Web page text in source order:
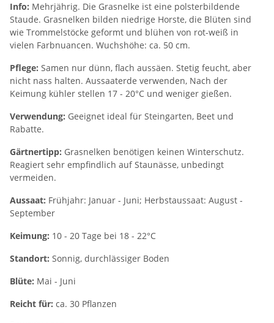
Info: Mehrjährig. Die Grasnelke ist eine polsterbildende
Staude. Grasnelken bilden niedrige Horste, die Blüten sind
wie Trommelstöcke geformt und blühen von rot-weiß in
vielen Farbnuancen. Wuchshöhe: ca. 50 cm.
Pflege: Samen nur dünn, flach aussäen. Stetig feucht, aber
nicht nass halten. Aussaaterde verwenden, Nach der
Keimung kühler stellen 17 - 20°C und weniger gießen.
Verwendung: Geeignet ideal für Steingarten, Beet und
Rabatte.
Gärtnertipp: Grasnelken benötigen keinen Winterschutz.
Reagiert sehr empfindlich auf Staunässe, unbedingt
vermeiden.
Aussaat: Frühjahr: Januar - Juni; Herbstaussaat: August -
September
Keimung: 10 - 20 Tage bei 18 - 22°C
Standort: Sonnig, durchlässiger Boden
Blüte: Mai - Juni
Reicht für: ca. 30 Pflanzen